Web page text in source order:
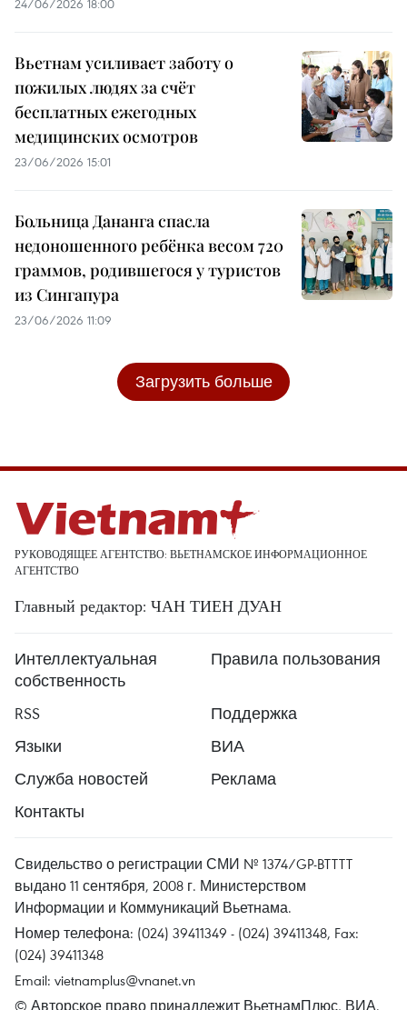
24/06/2026 18:00
Вьетнам усиливает заботу о
пожилых людях за счёт
бесплатных ежегодных
медицинских осмотров
23/06/2026 15:01
Больница Дананга спасла
недоношенного ребёнка весом 720
граммов, родившегося у туристов
из Сингапура
23/06/2026 11:09
Загрузить больше
РУКОВОДЯЩЕЕ АГЕНТСТВО: ВЬЕТНАМСКОЕ ИНФОРМАЦИОННОЕ
АГЕНТСТВО
Главный редактор: ЧАН ТИЕН ДУАН
Интеллектуальная
собственность
Правила пользования
RSS
Поддержка
Языки
ВИА
Служба новостей
Реклама
Контакты
Свидельство о регистрации СМИ № 1374/GP-BTTTT
выдано 11 сентября, 2008 г. Министерством
Информации и Коммуникаций Вьетнама.
Номер телефона: (024) 39411349 - (024) 39411348, Fax:
(024) 39411348
Email: vietnamplus@vnanet.vn
© Авторское право принадлежит ВьетнамПлюс, ВИА.